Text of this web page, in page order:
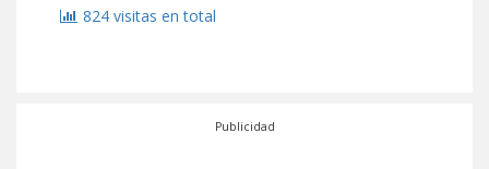
824 visitas en total
Publicidad